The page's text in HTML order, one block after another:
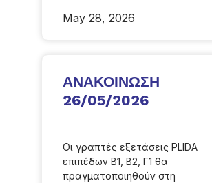
May 28, 2026
ΑΝΑΚΟΙΝΩΣΗ
26/05/2026
Οι γραπτές εξετάσεις PLIDA
επιπέδων B1, B2, Γ1 θα
πραγματοποιηθούν στη